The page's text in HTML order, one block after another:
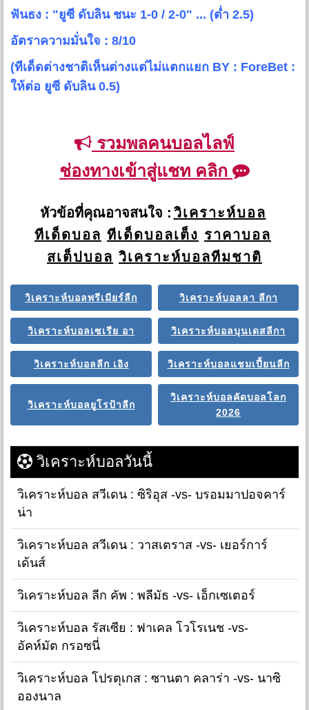
ฟันธง : "ยูซี ดับลิน ชนะ 1-0 / 2-0" ... (ต่ำ 2.5)
อัตราความมั่นใจ : 8/10
(ทีเด็ดต่างชาติเห็นต่างแต่ไม่แตกแยก BY : ForeBet :
ให้ต่อ ยูซี ดับลิน 0.5)
รวมพลคนบอลไลฟ์
ช่องทางเข้าสู่แชท คลิก
หัวข้อที่คุณอาจสนใจ : วิเคราะห์บอล
ทีเด็ดบอล ทีเด็ดบอลเต็ง ราคาบอล
สเต็ปบอล วิเคราะห์บอลทีมชาติ
วิเคราะห์บอลพรีเมียร์ลีก วิเคราะห์บอลลา ลีกา
วิเคราะห์บอลเซเรีย อา วิเคราะห์บอลบุนเดสลีกา
วิเคราะห์บอลลีก เอิง วิเคราะห์บอลแชมเปี้ยนลีก
วิเคราะห์บอลยูโรป้าลีก
วิเคราะห์บอลคัดบอลโลก
2026
วิเคราะห์บอลวันนี้
วิเคราะห์บอล สวีเดน : ซิริอุส -vs- บรอมมาปอจคาร์
น่า
วิเคราะห์บอล สวีเดน : วาสเตราส -vs- เยอร์การ์
เด้นส์
วิเคราะห์บอล ลีก คัพ : พลีมัธ -vs- เอ็กเซเตอร์
วิเคราะห์บอล รัสเซีย : ฟาเคล โวโรเนช -vs-
อัคห์มัต กรอซนี่
วิเคราะห์บอล โปรตุเกส : ซานตา คลาร่า -vs- นาซิ
อองนาล